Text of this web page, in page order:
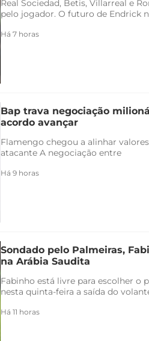
Real Sociedad, Betis, Villarreal e
pelo jogador. O futuro de Endrick
Há 7 horas
Bap trava negociação
acordo avançar
Flamengo chegou a alinhar
atacante A negociação entre
Há 9 horas
Sondado pelo Palmeiras,
na Arábia Saudita
Fabinho está livre para escolher o
nesta quinta-feira a saída do
Há 11 horas